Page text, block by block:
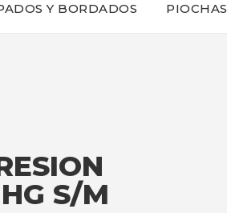
Y BORDADOS PIOCHAS
S/M